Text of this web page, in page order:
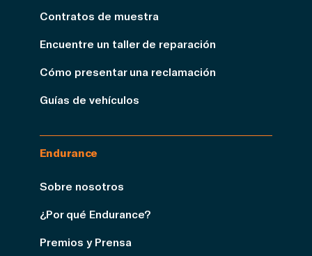
Contratos de muestra
Encuentre un taller de reparación
Cómo presentar una reclamación
Guías de vehículos
Endurance
Sobre nosotros
¿Por qué Endurance?
Premios y Prensa